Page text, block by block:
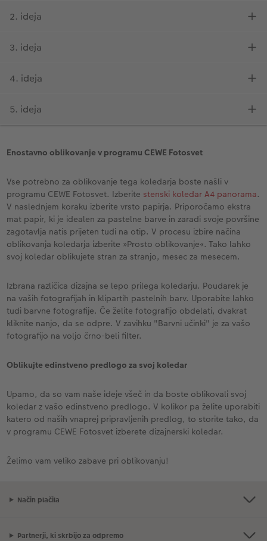
Enostavno oblikovanje v programu CEWE Fotosvet
Vse potrebno za oblikovanje tega koledarja boste našli v
programu CEWE Fotosvet. Izberite stenski koledar A4 panorama.
V naslednjem koraku izberite vrsto papirja. Priporočamo ekstra
mat papir, ki je idealen za pastelne barve in zaradi svoje površine
zagotavlja natis prijeten tudi na otip. V procesu izbire načina
oblikovanja koledarja izberite »Prosto oblikovanje«. Tako lahko
svoj koledar oblikujete stran za stranjo, mesec za mesecem.
Izbrana različica dizajna se lepo prilega koledarju. Poudarek je
na vaših fotografijah in klipartih pastelnih barv. Uporabite lahko
tudi barvne fotografije. Če želite fotografijo obdelati, dvakrat
kliknite nanjo, da se odpre. V zavihku "Barvni učinki" je za vašo
fotografijo na voljo črno-beli filter.
Oblikujte edinstveno predlogo za svoj koledar
Upamo, da so vam naše ideje všeč in da boste oblikovali svoj
koledar z vašo edinstveno predlogo. V kolikor pa želite uporabiti
katero od naših vnaprej pripravljenih predlog, to storite tako, da
v programu CEWE Fotosvet izberete dizajnerski koledar.
Želimo vam veliko zabave pri oblikovanju!
Način plačila
Partnerji, ki skrbijo za odpremo